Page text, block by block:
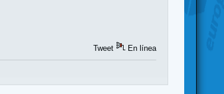
Tweet En línea